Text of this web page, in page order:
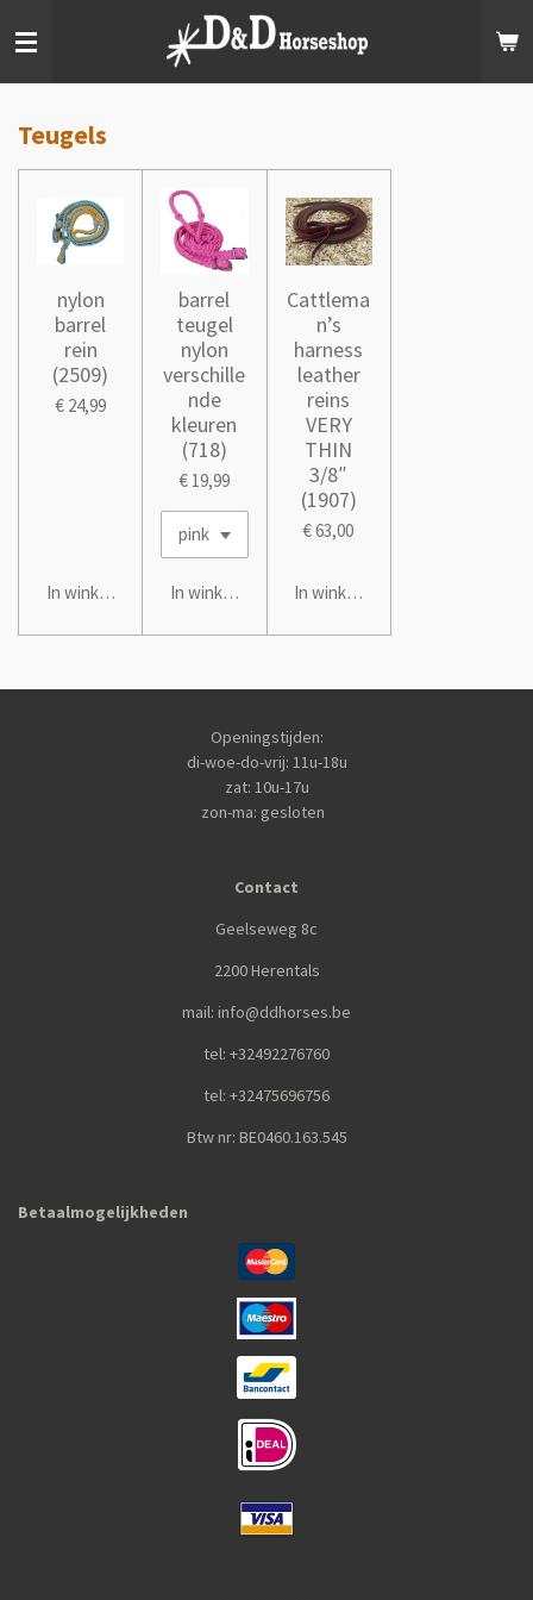
direct
hoofdinhoud
Teugels
nylon
barrel
rein
(2509)
€ 24,99
In winkelwagen
barrel
teugel
nylon
verschille
nde
kleuren
(718)
€ 19,99
In winkelwagen
Cattlema
n’s
harness
leather
reins
VERY
THIN
3/8″
(1907)
€ 63,00
In winkelwagen
Openingstijden:
di-woe-do-vrij: 11u-18u
zat: 10u-17u
zon-ma: gesloten
Contact
Geelseweg 8c
2200 Herentals
mail: info@ddhorses.be
tel: +32492276760
tel: +32475696756
Btw nr: BE0460.163.545
Betaalmogelijkheden